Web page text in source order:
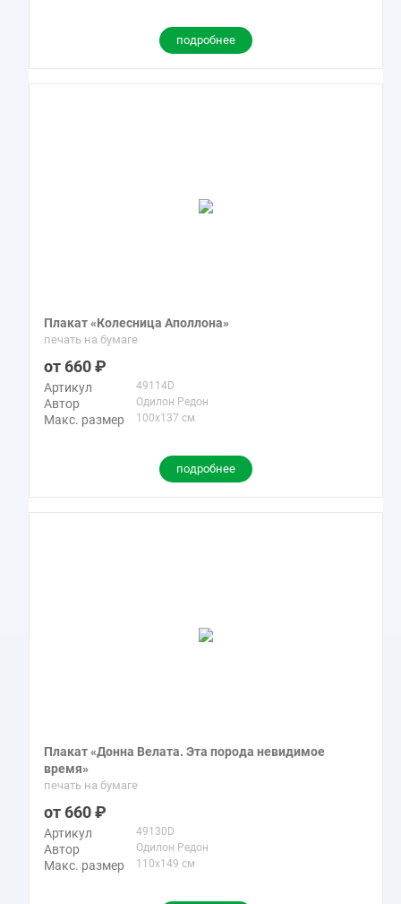
подробнее
Плакат «Колесница Аполлона»
печать на бумаге
660
Артикул 49114D
Автор Одилон Редон
Макс. размер 100x137 см
подробнее
Плакат «Донна Велата. Эта порода невидимое
время»
печать на бумаге
660
Артикул 49130D
Автор Одилон Редон
Макс. размер 110x149 см